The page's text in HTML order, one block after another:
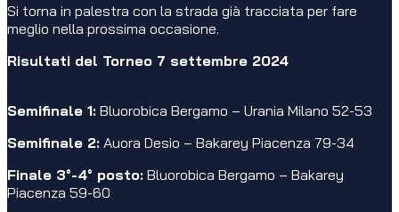
Si torna in palestra con la strada già tracciata per fare
meglio nella prossima occasione.
Risultati del Torneo 7 settembre 2024
Semifinale 1: Bluorobica Bergamo – Urania Milano 52-53
Semifinale 2: Auora Desio – Bakarey Piacenza 79-34
Finale 3°-4° posto: Bluorobica Bergamo – Bakarey
Piacenza 59-60